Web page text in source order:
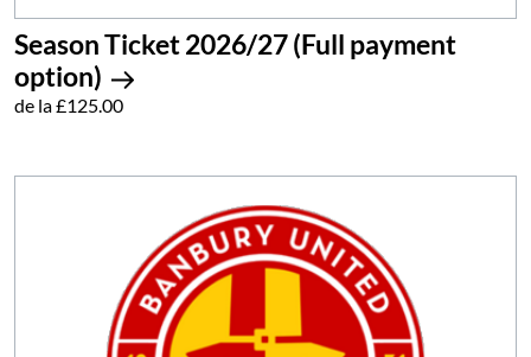
Season Ticket 2026/27 (Full payment
option)
de la £125.00